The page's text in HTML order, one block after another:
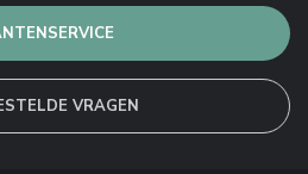
VRAGEN